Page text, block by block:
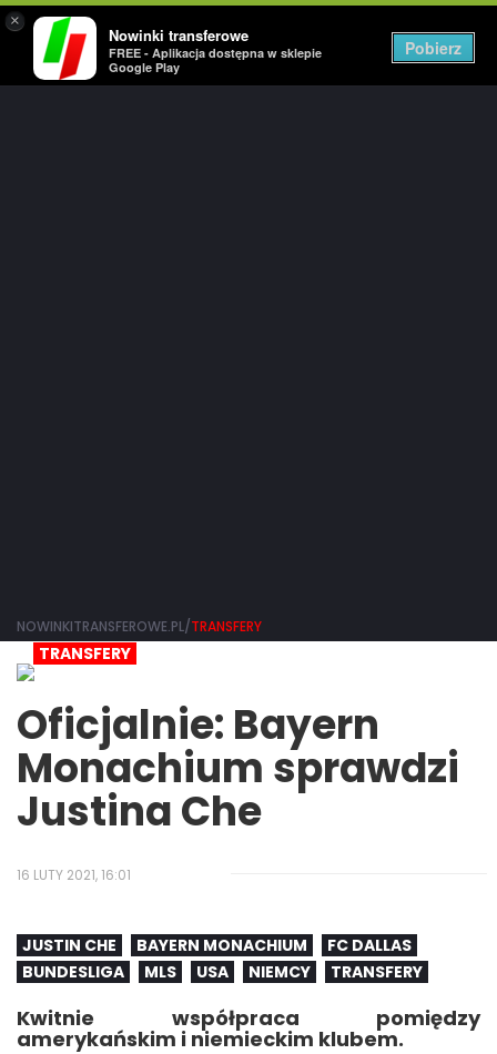
×
Nowinki transferowe
FREE - Aplikacja dostępna w sklepie
Google Play
Pobierz
NOWINKITRANSFEROWE.PL/TRANSFERY
TRANSFERY
Oficjalnie: Bayern
Monachium sprawdzi
Justina Che
16 LUTY 2021, 16:01
JUSTIN CHE BAYERN MONACHIUM
FC DALLAS
BUNDESLIGA
MLS USA NIEMCY TRANSFERY
Kwitnie współpraca pomiędzy
amerykańskim i niemieckim klubem.